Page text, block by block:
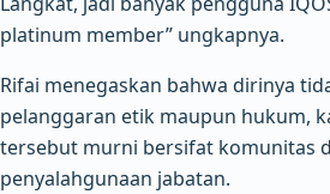
platinum member” ungkapnya.
Rifai menegaskan bahwa dirinya
pelanggaran etik maupun hukum,
tersebut murni bersifat komunitas
penyalahgunaan jabatan.